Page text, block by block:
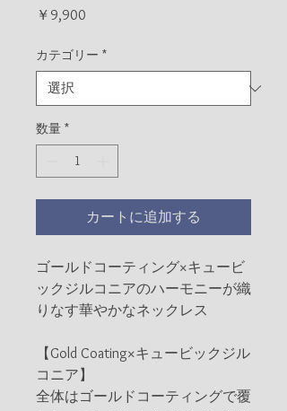
￥9,900
カテゴリー *
数量 *
カートに追加する
ゴールドコーティング×キュービ
ックジルコニアのハーモニーが織
りなす華やかなネックレス
【Gold Coating×キュービックジル
コニア】
全体はゴールドコーティングで覆